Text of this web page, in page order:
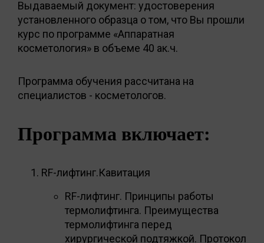
Выдаваемый документ: удостоверения
установленного образца о том, что Вы прошли
курс по программе «Аппаратная
косметология» в объеме 40 ак.ч.
Программа обучения рассчитана на
специалистов - косметологов.
Программа включает:
RF-лифтинг.Кавитация
RF-лифтинг. Принципы работы
термолифтинга. Преимущества
термолифтинга перед
хирургической подтяжкой. Протокол